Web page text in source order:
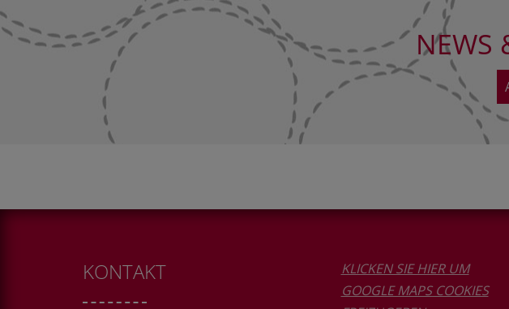
NEWS
KONTAKT
KLICKEN SIE HIER UM
GOOGLE MAPS COOKIES